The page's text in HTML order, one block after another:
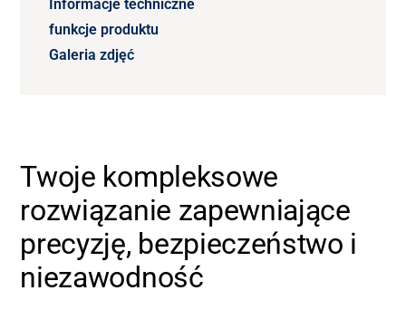
Twoje kompleksowe
rozwiązanie zapewniające
precyzję, bezpieczeństwo i
niezawodność
Informacje techniczne
funkcje produktu
Galeria zdjęć